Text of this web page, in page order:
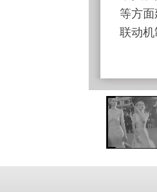
等方
联动